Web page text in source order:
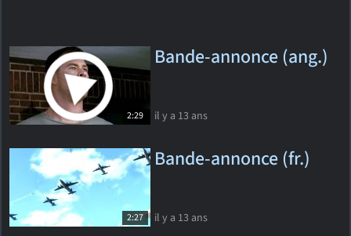
2:29
Bande-annonce (ang.)
il y a 13 ans
2:27
Bande-annonce (fr.)
il y a 13 ans